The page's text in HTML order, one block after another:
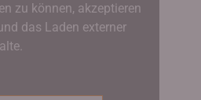
zu können, akzeptieren
das Laden externer